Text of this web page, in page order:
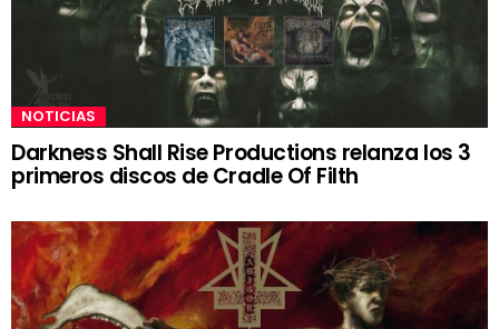
NOTICIAS
Darkness Shall Rise Productions relanza los 3
primeros discos de Cradle Of Filth